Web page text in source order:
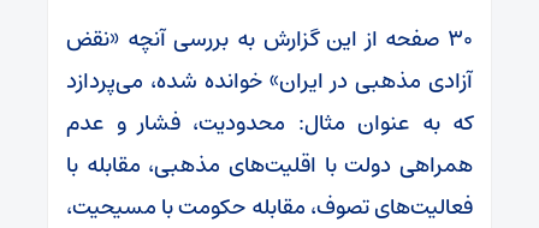
۳۰ صفحه از این گزارش به بررسی آنچه «نقض
آزادی مذهبی در ایران» خوانده شده، می‌پردازد
که به عنوان مثال: محدودیت، فشار و عدم
همراهی دولت با اقلیت‌های مذهبی، مقابله با
فعالیت‌های تصوف، مقابله حکومت با مسیحیت،